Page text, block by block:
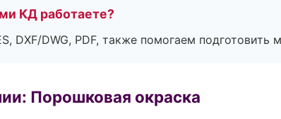
КД работаете?
DXF/DWG, PDF, также помогаем подготовить
Порошковая окраска